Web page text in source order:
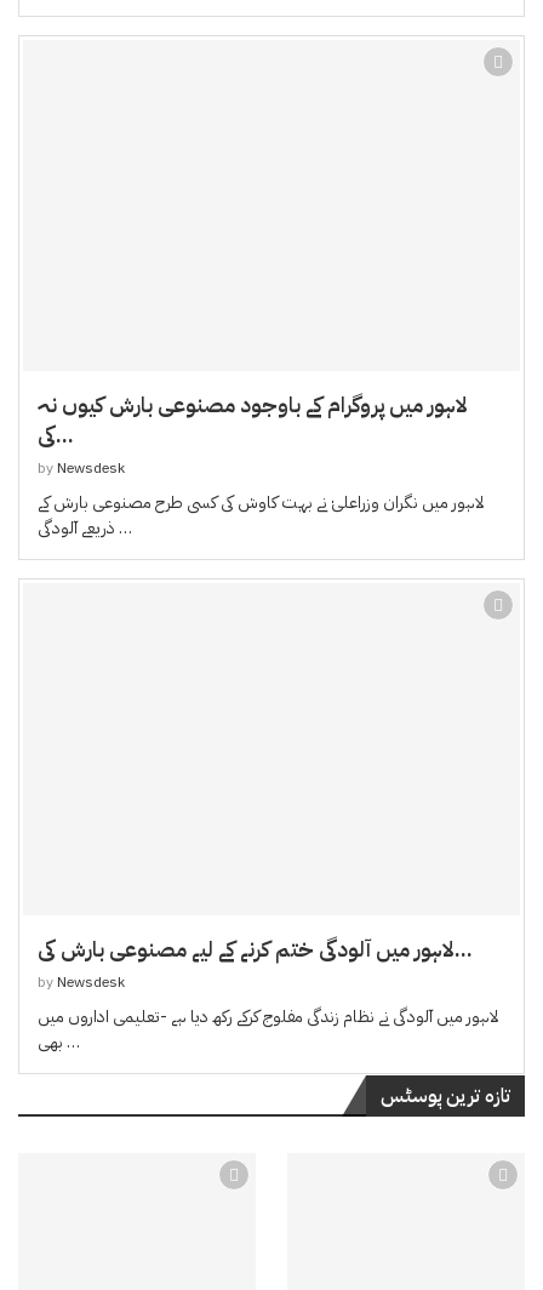
لاہور میں پروگرام کے باوجود مصنوعی بارش کیوں نہ
کی...
by Newsdesk
لاہور میں نگران وزراعلیٰ نے بہت کاوش کی کسی طرح مصنوعی بارش کے
ذریعے آلودگی …
لاہور میں آلودگی ختم کرنے کے لیے مصنوعی بارش کی...
by Newsdesk
لاہور میں آلودگی نے نظام زندگی مفلوج کرکے رکھ دیا ہے -تعلیمی اداروں میں
بھی …
تازہ ترین پوسٹس